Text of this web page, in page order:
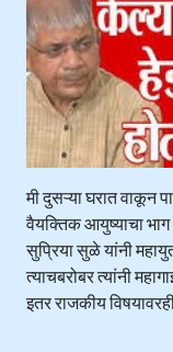
मी दुसऱ्या घरात वाकून
वैयक्तिक आयुष्याचा
सुप्रिया सुळे यांनी
त्याचबरोबर त्यांनी
इतर राजकीय